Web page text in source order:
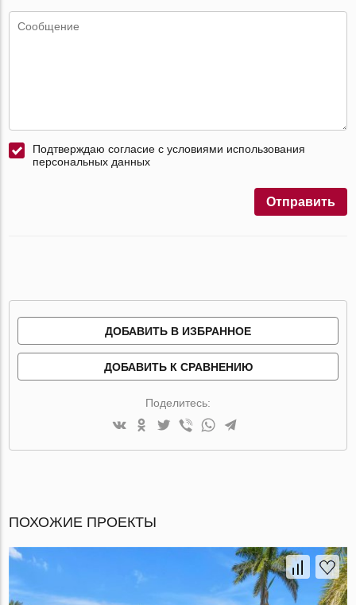
Подтверждаю согласие с условиями использования
персональных данных
Отправить
ДОБАВИТЬ В ИЗБРАННОЕ
ДОБАВИТЬ К СРАВНЕНИЮ
Поделитесь:
ПОХОЖИЕ ПРОЕКТЫ